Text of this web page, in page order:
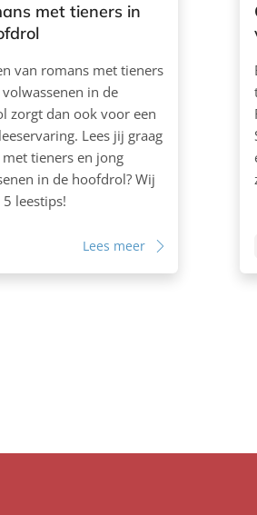
met tieners in
van romans met tieners
in de
zorgt dan ook voor een
Lees jij graag
tieners en jong
in de hoofdrol? Wij
leestips!
Lees meer